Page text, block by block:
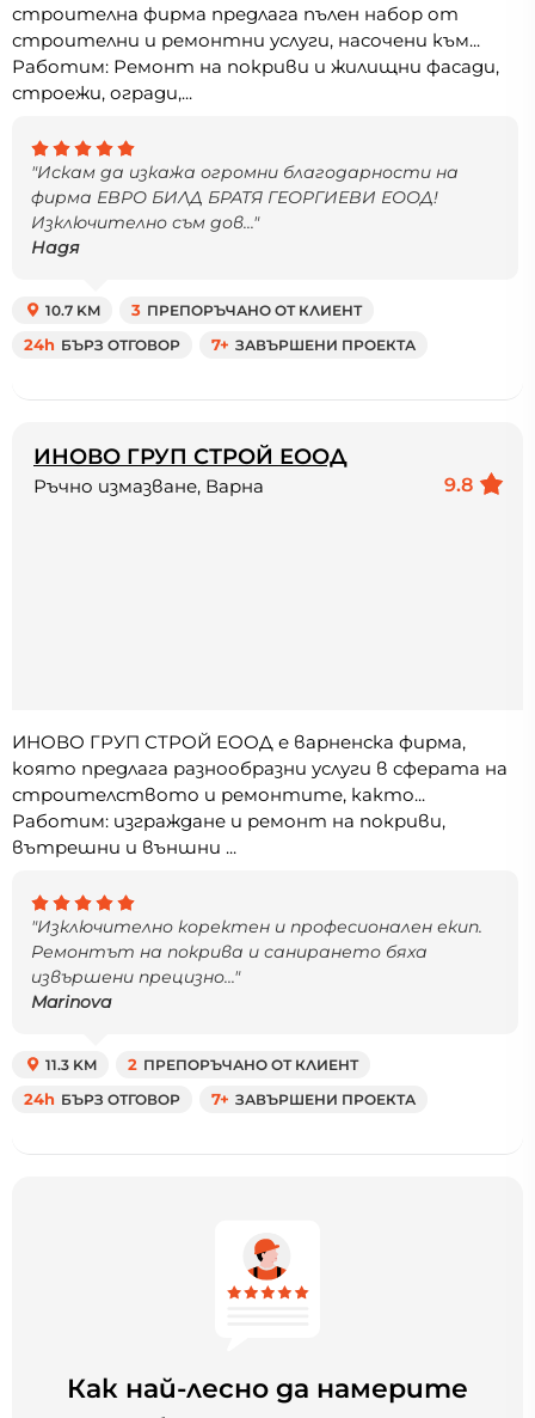
строителна фирма предлага пълен набор от
строителни и ремонтни услуги, насочени към...
Работим: Ремонт на покриви и жилищни фасади,
строежи, огради,...
"Искам да изкажа огромни благодарности на
фирма ЕВРО БИЛД БРАТЯ ГЕОРГИЕВИ ЕООД!
Изключително съм дов..."
Надя
10.7 KM 3 ПРЕПОРЪЧАНО ОТ КЛИЕНТ
24h БЪРЗ ОТГОВОР 7+ ЗАВЪРШЕНИ ПРОЕКТА
ИНОВО ГРУП СТРОЙ ЕООД
9.8
Ръчно измазване, Варна
ИНОВО ГРУП СТРОЙ ЕООД е варненска фирма,
която предлага разнообразни услуги в сферата на
строителството и ремонтите, както...
Работим: изграждане и ремонт на покриви,
вътрешни и външни ...
"Изключително коректен и професионален екип.
Ремонтът на покрива и санирането бяха
извършени прецизно..."
Marinova
11.3 KM 2 ПРЕПОРЪЧАНО ОТ КЛИЕНТ
24h БЪРЗ ОТГОВОР 7+ ЗАВЪРШЕНИ ПРОЕКТА
Как най-лесно да намерите